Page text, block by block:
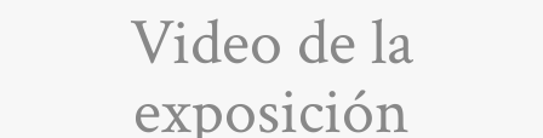
Video de la
exposición